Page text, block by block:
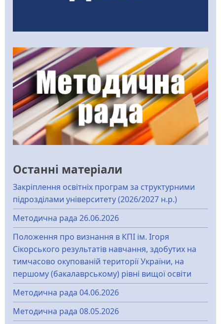
Останні матеріали
Закріплення освітніх програм за структурними
підрозділами університету (2026/2027 н.р.)
Методична рада 26.06.2026
Положення про визнання в КПІ ім. Ігоря
Сікорського результатів навчання, здобутих на
тимчасово окупованій території України, на
першому (бакалаврському) рівні вищої освіти
Методична рада 04.06.2026
Методична рада 08.05.2026